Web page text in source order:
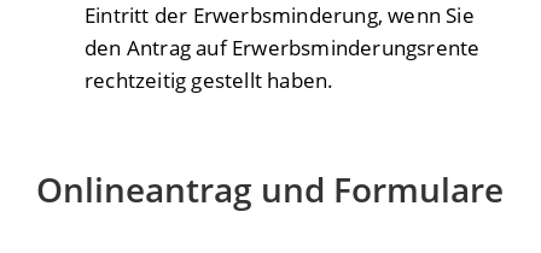
Eintritt der Erwerbsminderung, wenn Sie
den Antrag auf Erwerbsminderungsrente
rechtzeitig gestellt haben.
Onlineantrag und Formulare